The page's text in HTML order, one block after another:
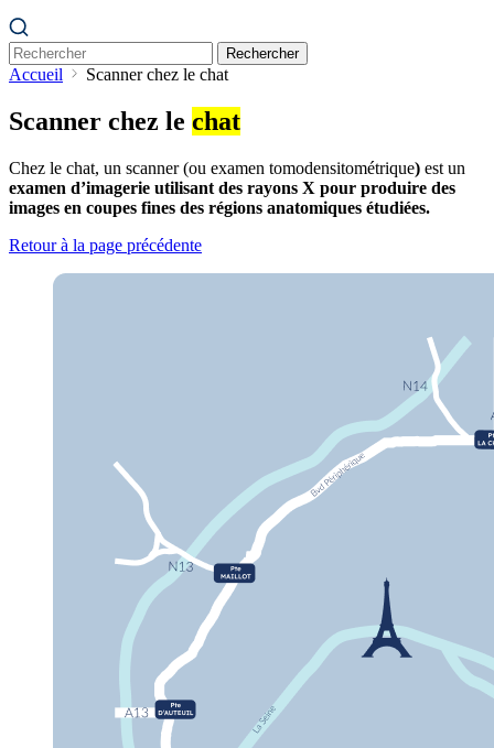
Rechercher
Accueil Scanner chez le chat
Scanner chez le chat
Chez le chat, un scanner (ou examen tomodensitométrique) est un
examen d’imagerie utilisant des rayons X pour produire des
images en coupes fines des régions anatomiques étudiées.
Retour à la page précédente